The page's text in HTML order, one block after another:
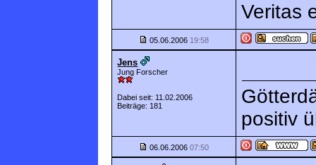
Veritas
05.06.2006 19:58
Jens
Jung Forscher
Dabei seit: 11.02.2006
Beiträge: 181
positiv
06.06.200607:50